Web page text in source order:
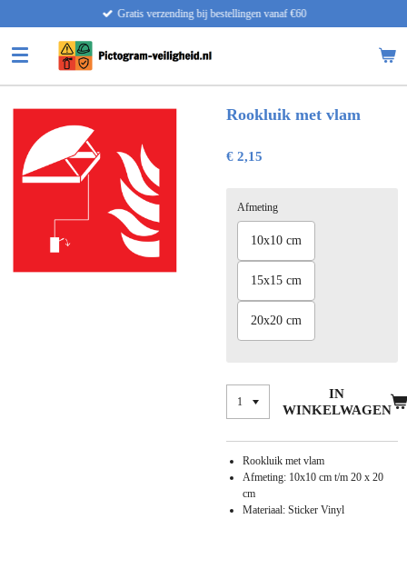
naar
de
hoofdinhoud
Gratis verzending bij bestellingen vanaf €60
Rookluik met vlam
€ 2,15
Afmeting
10x10 cm
15x15 cm
20x20 cm
IN
WINKELWAGEN
Rookluik met vlam
Afmeting: 10x10 cm t/m 20 x 20
cm
Materiaal: Sticker Vinyl